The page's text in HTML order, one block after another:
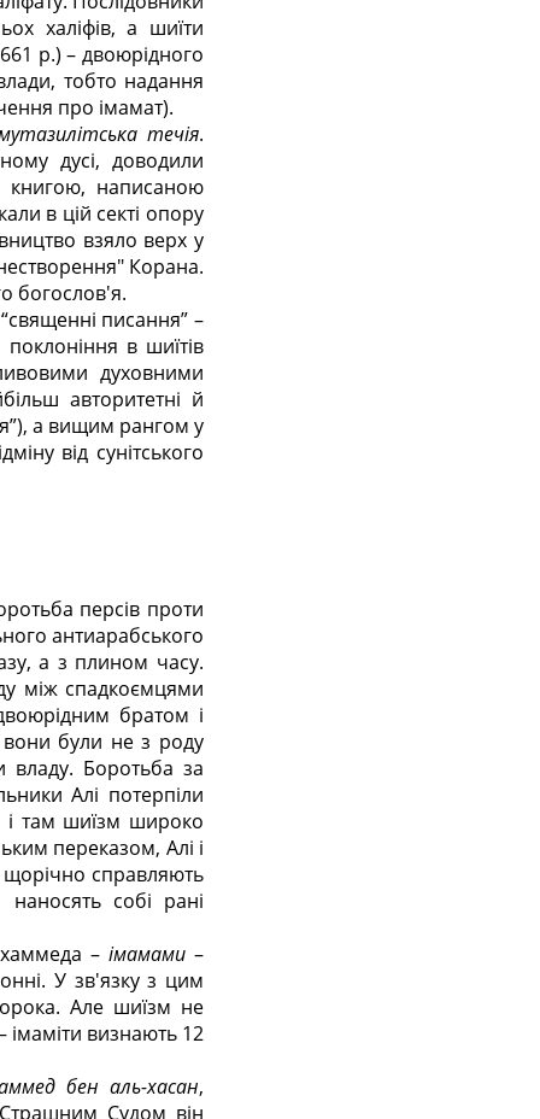
халіфів, а шиїти
р.) – двоюрідного
тобто надання
про імамат).
течія.
дусі, доводили
книгою, написаною
в цій секті опору
взяло верх у
Корана.
богослов'я.
писання” –
в шиїтів
духовними
авторитетні й
а вищим рангом у
від сунітського
персів проти
антиарабського
а з плином часу.
між спадкоємцями
братом і
вони були не з роду
владу. Боротьба за
Алі потерпіли
і там шиїзм широко
переказом, Алі і
щорічно справляють
собі рані
–імамами –
У зв'язку з цим
Але шиїзм не
імаміти визнають 12
бен аль-хасан,
Судом він